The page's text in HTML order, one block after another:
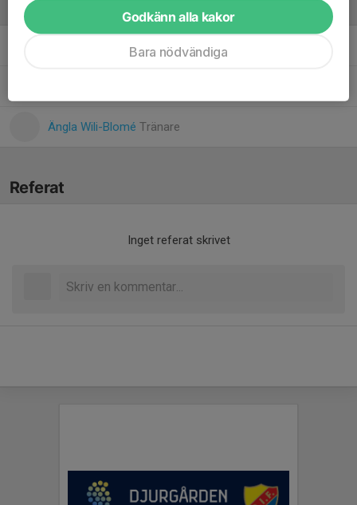
Ledare
Bruno Mechouk-UddenbergTränare
Ängla Wili-Blomé Tränare
Referat
Inget referat skrivet
Godkänn alla kakor
Bara nödvändiga